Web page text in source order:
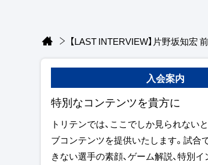
【LAST INTERVIEW】片野坂知宏
入会案内
特別なコンテンツを貴方に
トリテンでは、ここでしか見られない
ブコンテンツを提供いたします。試合
きない選手の素顔、ゲーム解説、特別